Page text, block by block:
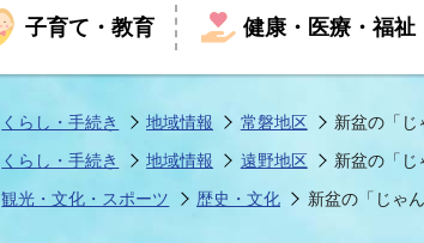
いざという時に
子育て・教育
子育て
健康・医療・福祉
健康
年間イベントの案内
産業振興
市長室
くらし・手続き 地域情報 常磐地区
新盆の「じ
くらし・手続き 地域情報 遠野地区
新盆の「じ
観光・文化・スポーツ 歴史・文化 新盆の「じゃ